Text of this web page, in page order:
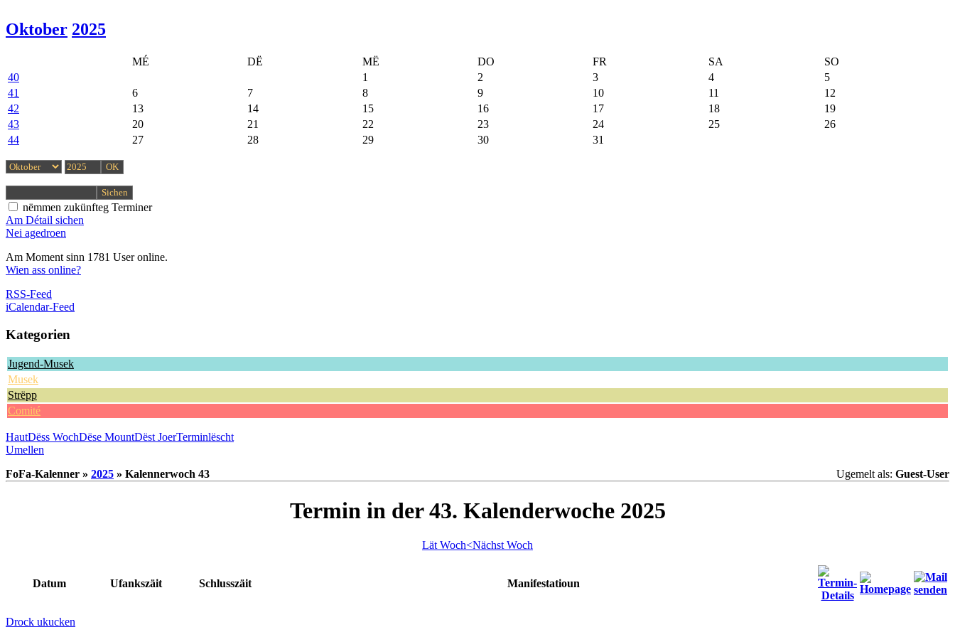
Oktober 2025
MÉ DË MË DO FR SA
SO
40
1 2 3 4
5
41
6 7 8 9 10 11
12
42
13 14 15 16 17 18
19
43
20 21 22 23 24 25
26
44
27 28 29 30 31
nëmmen zukünfteg Terminer
Am Détail sichen
Nei agedroen
Am Moment sinn 1781 User online.
Wien ass online?
RSS-Feed
iCalendar-Feed
Kategorien
Jugend-Musek
Musek
Strëpp
Comité
HautDëss WochDëse MountDëst JoerTerminlëscht
Umellen
FoFa-Kalenner » 2025 » Kalennerwoch 43 Ugemelt als: Guest-User
Termin in der 43. Kalenderwoche 2025
Lät Woch<Nächst Woch
Datum Ufankszäit Schlusszäit Manifestatioun
Drock ukucken